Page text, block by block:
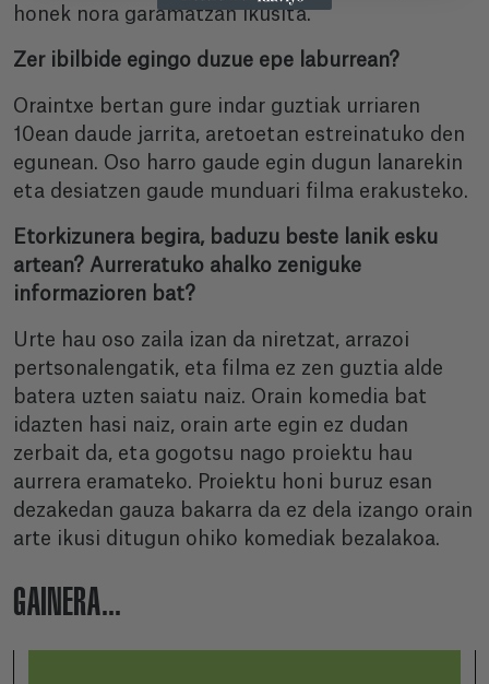
honek nora garamatzan ikusita.
Zer ibilbide egingo duzue epe laburrean?
Oraintxe bertan gure indar guztiak urriaren
10ean daude jarrita, aretoetan estreinatuko den
egunean. Oso harro gaude egin dugun lanarekin
eta desiatzen gaude munduari filma erakusteko.
Etorkizunera begira, baduzu beste lanik esku
artean? Aurreratuko ahalko zeniguke
informazioren bat?
Urte hau oso zaila izan da niretzat, arrazoi
pertsonalengatik, eta filma ez zen guztia alde
batera uzten saiatu naiz. Orain komedia bat
idazten hasi naiz, orain arte egin ez dudan
zerbait da, eta gogotsu nago proiektu hau
aurrera eramateko. Proiektu honi buruz esan
dezakedan gauza bakarra da ez dela izango orain
arte ikusi ditugun ohiko komediak bezalakoa.
GAINERA...